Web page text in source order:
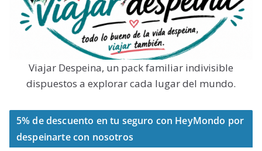
Viajar Despeina, un pack familiar indivisible
dispuestos a explorar cada lugar del mundo.
5% de descuento en tu seguro con HeyMondo por
despeinarte con nosotros